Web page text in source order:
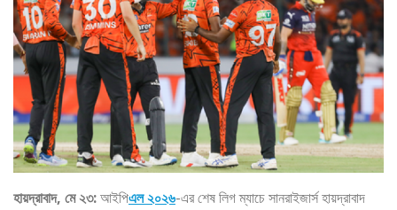
হায়দ্রাবাদ, মে ২৩:আইপিএল ২০২৬-এর শেষ লিগ ম্যাচে সানরাইজার্স হায়দ্রাবাদ